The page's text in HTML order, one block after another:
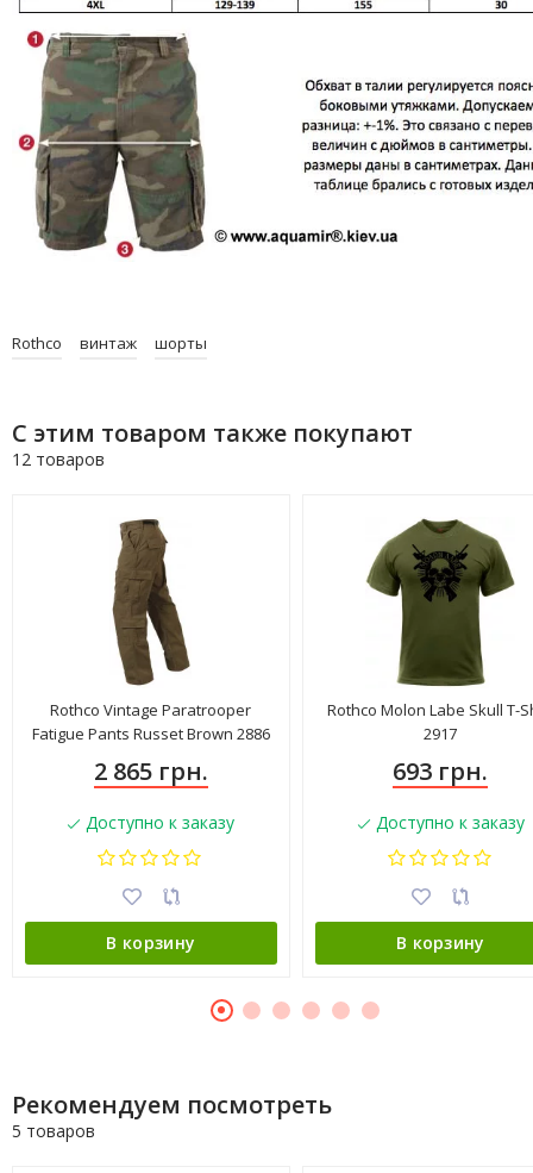
Rothco винтаж шорты
С этим товаром также покупают
12 товаров
Rothco Vintage Paratrooper
Fatigue Pants Russet Brown 2886
2 865 грн.
Доступно к заказу
В корзину
Rothco Molon Labe Skull T-
2917
693 грн.
Доступно к заказу
В корзину
Рекомендуем посмотреть
5 товаров